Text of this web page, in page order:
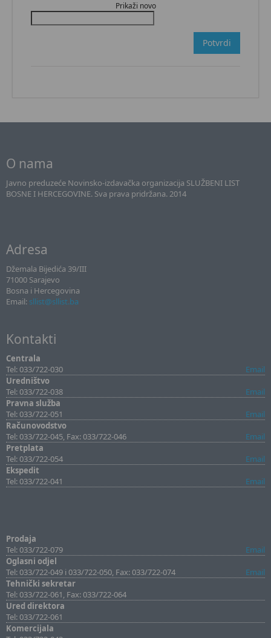
Prikaži novo
Potvrdi
O nama
Javno preduzeće Novinsko-izdavačka organizacija SLUŽBENI LIST
BOSNE I HERCEGOVINE. Sva prava pridržana. 2014
Adresa
Džemala Bijedića 39/III
71000 Sarajevo
Bosna i Hercegovina
Email: sllist@sllist.ba
Kontakti
Centrala
Tel: 033/722-030
Email
Uredništvo
Tel: 033/722-038
Email
Pravna služba
Tel: 033/722-051
Email
Računovodstvo
Tel: 033/722-045, Fax: 033/722-046
Email
Pretplata
Tel: 033/722-054
Email
Ekspedit
Tel: 033/722-041
Email
Prodaja
Tel: 033/722-079
Email
Oglasni odjel
Tel: 033/722-049 i 033/722-050, Fax: 033/722-074
Email
Tehnički sekretar
Tel: 033/722-061, Fax: 033/722-064
Ured direktora
Tel: 033/722-061
Komercijala